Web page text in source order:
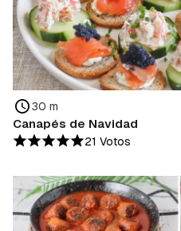
30 m
Canapés de Navidad
21 Votos